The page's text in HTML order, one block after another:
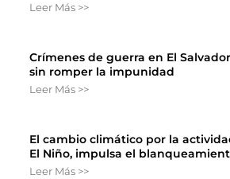
Leer Más >>
Crímenes de guerra en El
sin romper la impunidad
Leer Más >>
El cambio climático por la
El Niño, impulsa el
Leer Más >>